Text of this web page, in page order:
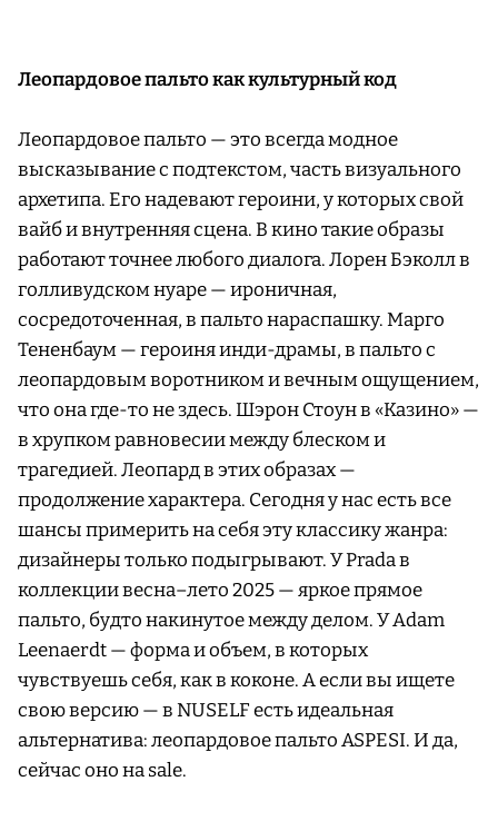
Леопардовое пальто как культурный код
Леопардовое пальто — это всегда модное
высказывание с подтекстом, часть визуального
архетипа. Его надевают героини, у которых свой
вайб и внутренняя сцена. В кино такие образы
работают точнее любого диалога. Лорен Бэколл в
голливудском нуаре — ироничная,
сосредоточенная, в пальто нараспашку. Марго
Тененбаум — героиня инди-драмы, в пальто с
леопардовым воротником и вечным ощущением,
что она где-то не здесь. Шэрон Стоун в «Казино» —
в хрупком равновесии между блеском и
трагедией. Леопард в этих образах —
продолжение характера. Сегодня у нас есть все
шансы примерить на себя эту классику жанра:
дизайнеры только подыгрывают. У Prada в
коллекции весна–лето 2025 — яркое прямое
пальто, будто накинутое между делом. У Adam
Leenaerdt — форма и объем, в которых
чувствуешь себя, как в коконе. А если вы ищете
свою версию — в NUSELF есть идеальная
альтернатива: леопардовое пальто ASPESI. И да,
сейчас оно на sale.